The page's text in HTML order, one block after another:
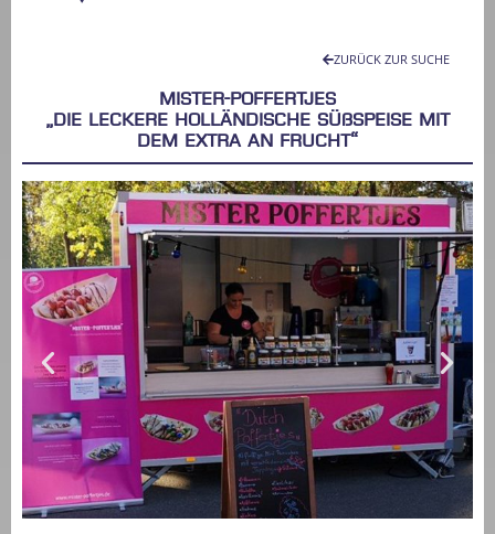
ZURÜCK ZUR SUCHE
MISTER-POFFERTJES
„Die leckere holländische Süßspeise mit
dem Extra an Frucht​“